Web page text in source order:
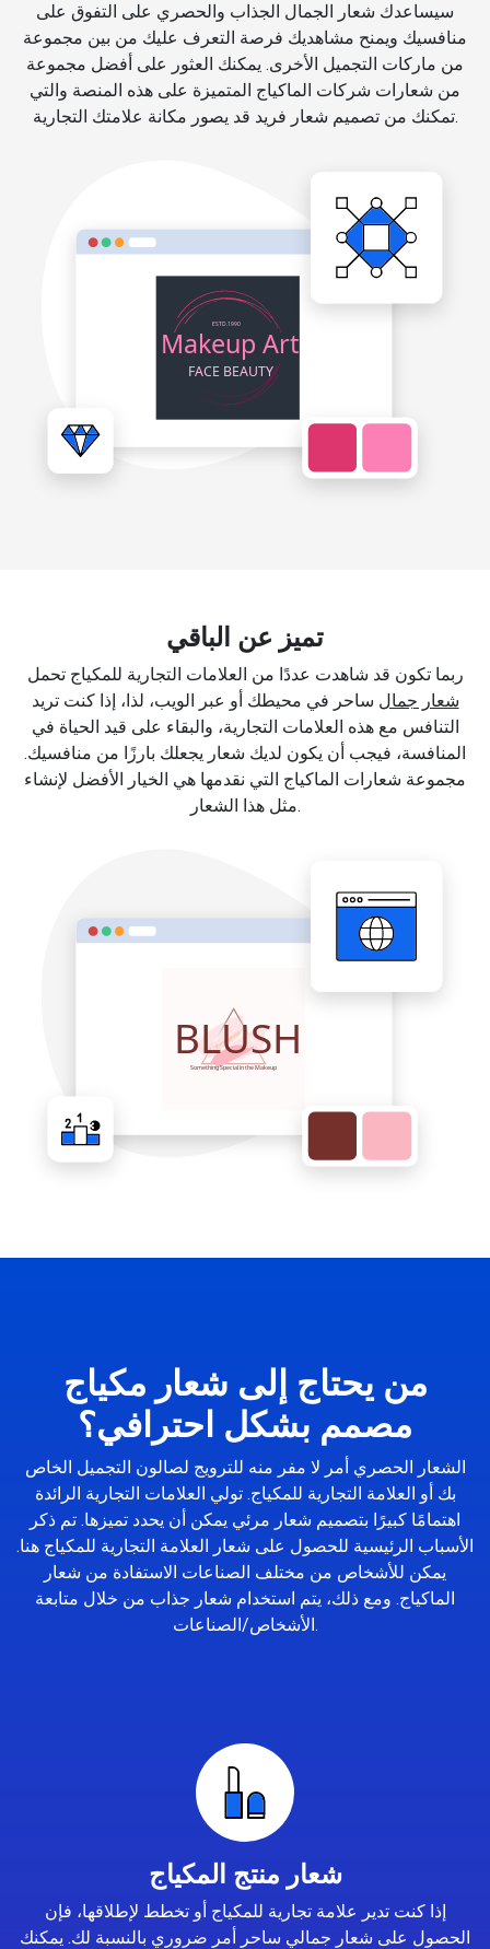
سيساعدك شعار الجمال الجذاب والحصري على التفوق على
منافسيك ويمنح مشاهديك فرصة التعرف عليك من بين مجموعة
من ماركات التجميل الأخرى. يمكنك العثور على أفضل مجموعة
من شعارات شركات الماكياج المتميزة على هذه المنصة والتي
تمكنك من تصميم شعار فريد قد يصور مكانة علامتك التجارية.
تميز عن الباقي
ربما تكون قد شاهدت عددًا من العلامات التجارية للمكياج تحمل
شعار جمال ساحر في محيطك أو عبر الويب، لذا، إذا كنت تريد
التنافس مع هذه العلامات التجارية، والبقاء على قيد الحياة في
المنافسة، فيجب أن يكون لديك شعار يجعلك بارزًا من منافسيك.
مجموعة شعارات الماكياج التي نقدمها هي الخيار الأفضل لإنشاء
مثل هذا الشعار.
من يحتاج إلى شعار مكياج
مصمم بشكل احترافي؟
الشعار الحصري أمر لا مفر منه للترويج لصالون التجميل الخاص
بك أو العلامة التجارية للمكياج. تولي العلامات التجارية الرائدة
اهتمامًا كبيرًا بتصميم شعار مرئي يمكن أن يحدد تميزها. تم ذكر
الأسباب الرئيسية للحصول على شعار العلامة التجارية للمكياج هنا.
يمكن للأشخاص من مختلف الصناعات الاستفادة من شعار
الماكياج. ومع ذلك، يتم استخدام شعار جذاب من خلال متابعة
الأشخاص/الصناعات.
شعار منتج المكياج
إذا كنت تدير علامة تجارية للمكياج أو تخطط لإطلاقها، فإن
الحصول على شعار جمالي ساحر أمر ضروري بالنسبة لك. يمكنك